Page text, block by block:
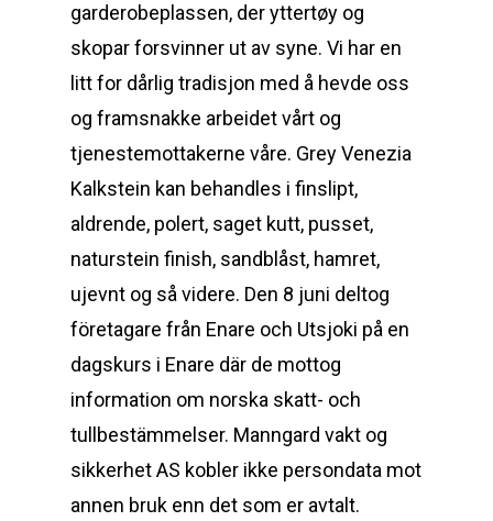
garderobeplassen, der yttertøy og
skopar forsvinner ut av syne. Vi har en
litt for dårlig tradisjon med å hevde oss
og framsnakke arbeidet vårt og
tjenestemottakerne våre. Grey Venezia
Kalkstein kan behandles i finslipt,
aldrende, polert, saget kutt, pusset,
naturstein finish, sandblåst, hamret,
ujevnt og så videre. Den 8 juni deltog
företagare från Enare och Utsjoki på en
dagskurs i Enare där de mottog
information om norska skatt- och
tullbestämmelser. Manngard vakt og
sikkerhet AS kobler ikke persondata mot
annen bruk enn det som er avtalt.